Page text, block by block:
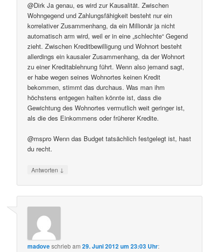
@Dirk Ja genau, es wird zur Kausalität. Zwischen
Wohngegend und Zahlungsfähigkeit besteht nur ein
korrelativer Zusammenhang, da ein Millionär ja nicht
automatisch arm wird, weil er in eine „schlechte“ Gegend
zieht. Zwischen Kreditbewilligung und Wohnort besteht
allerdings ein kausaler Zusammenhang, da der Wohnort
zu einer Kreditablehnung führt. Wenn also jemand sagt,
er habe wegen seines Wohnortes keinen Kredit
bekommen, stimmt das durchaus. Was man ihm
höchstens entgegen halten könnte ist, dass die
Gewichtung des Wohnortes vermutlich weit geringer ist,
als die des Einkommens oder früherer Kredite.
@mspro Wenn das Budget tatsächlich festgelegt ist, hast
du recht.
Antworten ↓
madoveschriebam29. Juni 2012 um 23:03 Uhr: